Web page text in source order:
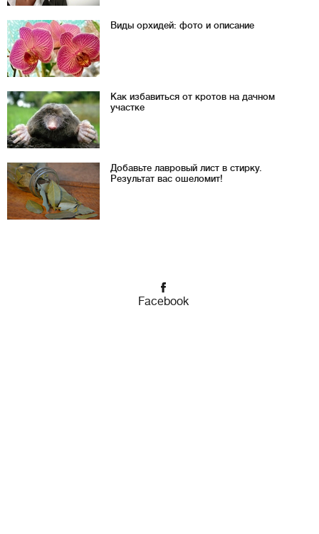
Виды орхидей: фото и описание
Как избавиться от кротов на дачном
участке
Добавьте лавровый лист в стирку.
Результат вас ошеломит!
Facebook